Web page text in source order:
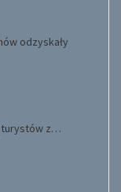
odzyskały
turystów z…